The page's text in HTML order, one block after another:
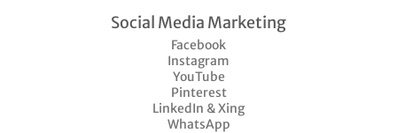
Social Media Marketing
Facebook
Instagram
YouTube
Pinterest
LinkedIn & Xing
WhatsApp